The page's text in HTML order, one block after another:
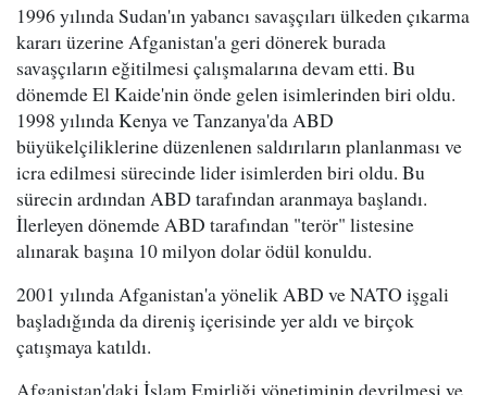
1996 yılında Sudan'ın yabancı savaşçıları ülkeden çıkarma
kararı üzerine Afganistan'a geri dönerek burada
savaşçıların eğitilmesi çalışmalarına devam etti. Bu
dönemde El Kaide'nin önde gelen isimlerinden biri oldu.
1998 yılında Kenya ve Tanzanya'da ABD
büyükelçiliklerine düzenlenen saldırıların planlanması ve
icra edilmesi sürecinde lider isimlerden biri oldu. Bu
sürecin ardından ABD tarafından aranmaya başlandı.
İlerleyen dönemde ABD tarafından "terör" listesine
alınarak başına 10 milyon dolar ödül konuldu.
2001 yılında Afganistan'a yönelik ABD ve NATO işgali
başladığında da direniş içerisinde yer aldı ve birçok
çatışmaya katıldı.
Afganistan'daki İslam Emirliği yönetiminin devrilmesi ve